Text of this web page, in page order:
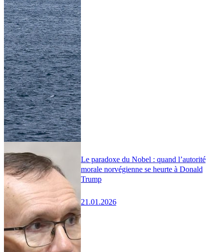
Le paradoxe du Nobel : quand l’autorité
morale norvégienne se heurte à Donald
Trump
21.01.2026